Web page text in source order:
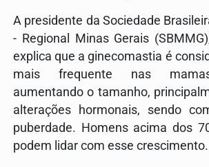
A presidente da Sociedade
- Regional Minas Gerais
explica que a ginecomastia é
mais frequente nas
aumentando o tamanho,
alterações hormonais, sendo
puberdade. Homens acima dos
podem lidar com esse crescimento.